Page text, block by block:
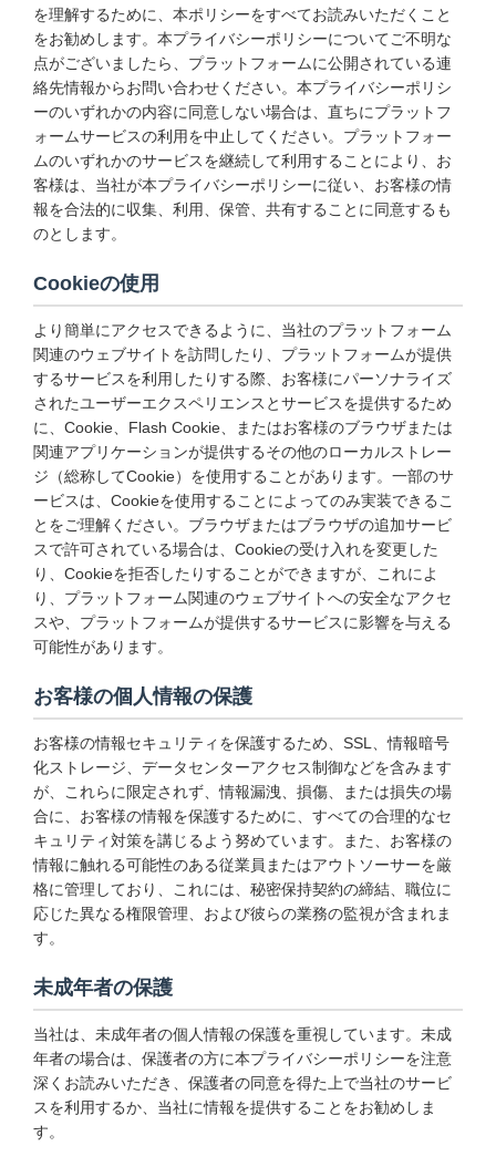
を理解するために、本ポリシーをすべてお読みいただくこと
をお勧めします。本プライバシーポリシーについてご不明な
点がございましたら、プラットフォームに公開されている連
絡先情報からお問い合わせください。本プライバシーポリシ
ーのいずれかの内容に同意しない場合は、直ちにプラットフ
ォームサービスの利用を中止してください。プラットフォー
ムのいずれかのサービスを継続して利用することにより、お
客様は、当社が本プライバシーポリシーに従い、お客様の情
報を合法的に収集、利用、保管、共有することに同意するも
のとします。
Cookieの使用
より簡単にアクセスできるように、当社のプラットフォーム
関連のウェブサイトを訪問したり、プラットフォームが提供
するサービスを利用したりする際、お客様にパーソナライズ
されたユーザーエクスペリエンスとサービスを提供するため
に、Cookie、Flash Cookie、またはお客様のブラウザまたは
関連アプリケーションが提供するその他のローカルストレー
ジ（総称してCookie）を使用することがあります。一部のサ
ービスは、Cookieを使用することによってのみ実装できるこ
とをご理解ください。ブラウザまたはブラウザの追加サービ
スで許可されている場合は、Cookieの受け入れを変更した
り、Cookieを拒否したりすることができますが、これによ
り、プラットフォーム関連のウェブサイトへの安全なアクセ
スや、プラットフォームが提供するサービスに影響を与える
可能性があります。
お客様の個人情報の保護
お客様の情報セキュリティを保護するため、SSL、情報暗号
化ストレージ、データセンターアクセス制御などを含みます
が、これらに限定されず、情報漏洩、損傷、または損失の場
合に、お客様の情報を保護するために、すべての合理的なセ
キュリティ対策を講じるよう努めています。また、お客様の
情報に触れる可能性のある従業員またはアウトソーサーを厳
格に管理しており、これには、秘密保持契約の締結、職位に
応じた異なる権限管理、および彼らの業務の監視が含まれま
す。
未成年者の保護
当社は、未成年者の個人情報の保護を重視しています。未成
年者の場合は、保護者の方に本プライバシーポリシーを注意
深くお読みいただき、保護者の同意を得た上で当社のサービ
スを利用するか、当社に情報を提供することをお勧めしま
す。